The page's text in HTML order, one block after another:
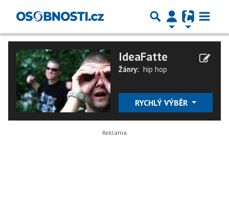
IdeaFatte
Žánry: hip hop
RYCHLÝ VÝBĚR